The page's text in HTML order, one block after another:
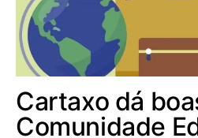
Cartaxo dá
Comunidade